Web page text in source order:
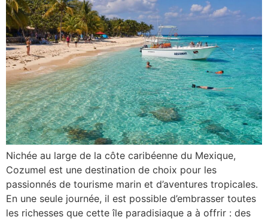
Nichée au large de la côte caribéenne du Mexique,
Cozumel est une destination de choix pour les
passionnés de tourisme marin et d’aventures tropicales.
En une seule journée, il est possible d’embrasser toutes
les richesses que cette île paradisiaque a à offrir : des